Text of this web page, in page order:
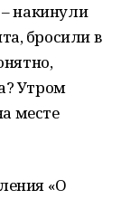
накинули
бросили в
Утром
месте
«О